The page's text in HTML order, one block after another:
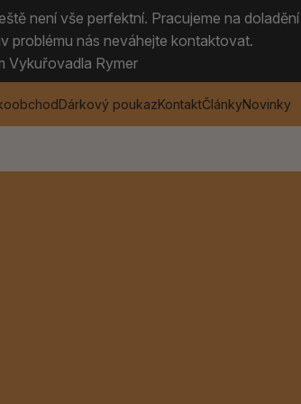
není vše perfektní. Pracujeme na
problému nás neváhejte kontaktovat.
Vykuřovadla Rymer
Dárkový poukazKontaktČlánkyNovinky